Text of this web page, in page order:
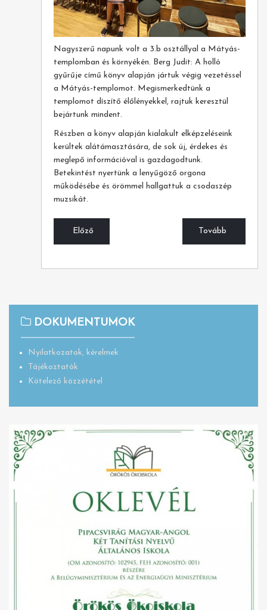
Nagyszerű napunk volt a 3.b osztállyal a Mátyás-
templomban és környékén. Berg Judit: A holló
gyűrűje című könyv alapján jártuk végig vezetéssel
a Mátyás-templomot. Megismerkedtünk a
templomot díszítő élőlényekkel, rajtuk keresztül
bejártunk mindent.
Részben a könyv alapján kialakult elképzeléseink
kerültek alátámasztására, de sok új, érdekes és
meglepő információval is gazdagodtunk.
Betekintést nyertünk a lenyűgöző orgona
működésébe és örömmel hallgattuk a csodaszép
muzsikát.
Előző Tovább
DOKUMENTUMOK
Nyilatkozatok, kérelmek
Tájékoztatók
Kötelező közzététel